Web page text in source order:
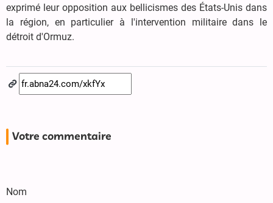
exprimé leur opposition aux bellicismes des États-Unis dans
la région, en particulier à l'intervention militaire dans le
détroit d'Ormuz.
Votre commentaire
Nom